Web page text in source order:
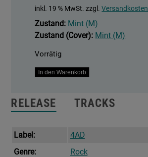
inkl. 19 % MwSt. zzgl.Versandkosten
Zustand: Mint (M)
Zustand (Cover): Mint (M)
Vorrätig
On
Dignity
In den Warenkorb
RELEASE TRACKS
Label:
4AD
Genre:
Rock